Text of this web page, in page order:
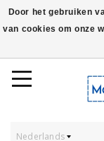
Worldwide
Nederlands
Door het gebruiken
van cookies om onze